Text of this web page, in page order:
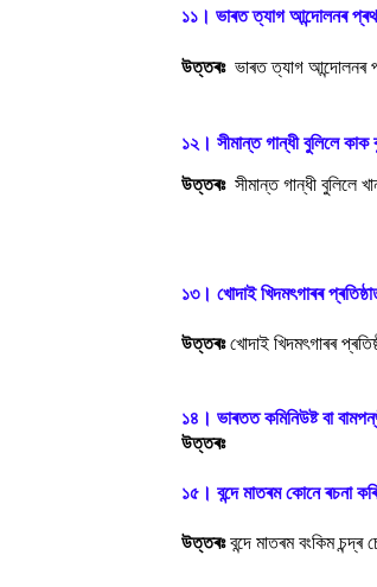
১১। ভাৰত ত্যাগ আন্দোলনৰ
উত্তৰঃ ভাৰত ত্যাগ আন্দোলনৰ
১২। সীমান্ত গান্ধী বুলিলে কাক
উত্তৰঃ সীমান্ত গান্ধী বুলিলে
১৩। খোদাই খিদমৎগাৰৰ
উত্তৰঃখোদাই খিদমৎগাৰৰ
১৪। ভাৰতত কমিনিউষ্ট বা
উত্তৰঃ
১৫। বন্দে মাতৰম কোনে ৰচনা
উত্তৰঃবন্দে মাতৰম বংকিম চন্দ্ৰ